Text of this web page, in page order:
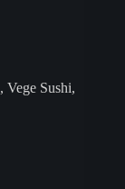
, Vege Sushi,